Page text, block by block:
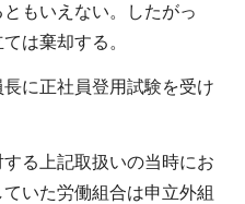
もいえない。したがっ
は棄却する。
に正社員登用試験を受け
る上記取扱いの当時にお
いた労働組合は申立外組